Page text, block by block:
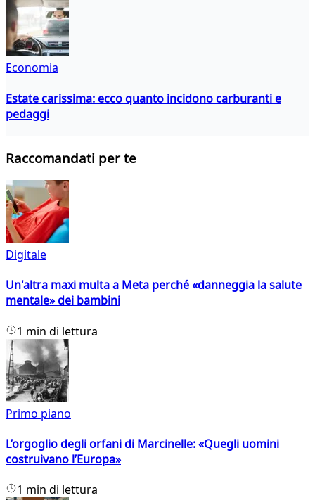
Economia
Estate carissima: ecco quanto incidono carburanti e
pedaggi
Raccomandati per te
Digitale
Un'altra maxi multa a Meta perché «danneggia la salute
mentale» dei bambini
1 min di lettura
Primo piano
L’orgoglio degli orfani di Marcinelle: «Quegli uomini
costruivano l’Europa»
1 min di lettura